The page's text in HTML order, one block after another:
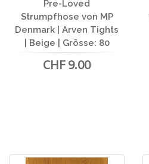
Pre-Loved
Strumpfhose von MP
Denmark | Arven Tights
| Beige | Grösse: 80
CHF 9.00